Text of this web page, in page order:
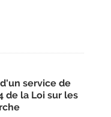
service de
de la Loi sur les